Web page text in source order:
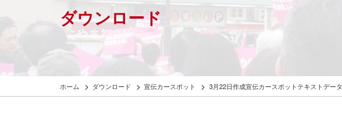
ダウンロード
ホーム ダウンロード 宣伝カースポット 3月22日作成宣伝カースポットテキストデータ